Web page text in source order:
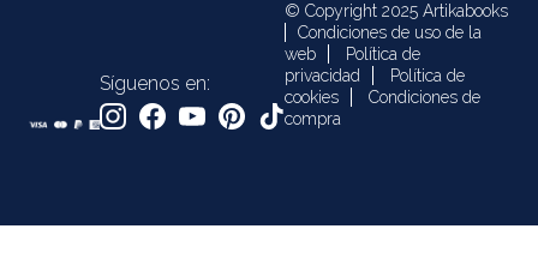
Síguenos en:
© Copyright 2025 Artikabooks
Condiciones de uso de la
web
Política de
privacidad
Política de
cookies
Condiciones de
compra